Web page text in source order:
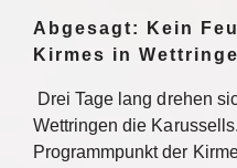
Abgesagt: Kein
Kirmes in
Drei Tage lang drehen
Wettringen die
Programmpunkt der